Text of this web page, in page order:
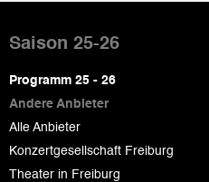
de
page
Saison 25-26
Programm 25 - 26
Andere Anbieter
Alle Anbieter
Konzertgesellschaft Freiburg
Theater in Freiburg